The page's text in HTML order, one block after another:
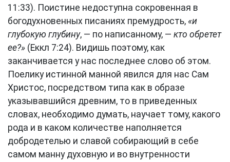
11:33). Поистине недоступна сокровенная в
богодухновенных писаниях премудрость, «и
глубокую глубину, — по написанному, — кто обретет
ее?» (Еккл 7:24). Видишь поэтому, как
заканчивается у нас последнее слово об этом.
Поелику истинной манной явился для нас Сам
Христос, посредством типа как в образе
указывавшийся древним, то в приведенных
словах, необходимо думать, научает тому, какого
рода и в каком количестве наполняется
добродетелью и славой собирающий в себе
самом манну духовную и во внутренности